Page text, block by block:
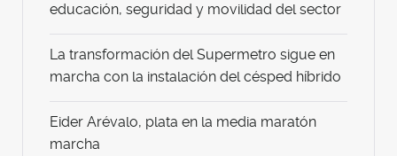
educación, seguridad y movilidad del sector
La transformación del Supermetro sigue en
marcha con la instalación del césped híbrido
Eider Arévalo, plata en la media maratón
marcha